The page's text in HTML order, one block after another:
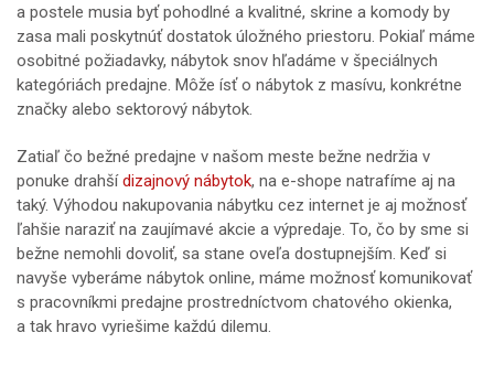
a postele musia byť pohodlné a kvalitné, skrine a komody by
zasa mali poskytnúť dostatok úložného priestoru. Pokiaľ máme
osobitné požiadavky, nábytok snov hľadáme v špeciálnych
kategóriách predajne. Môže ísť o nábytok z masívu, konkrétne
značky alebo sektorový nábytok.
Zatiaľ čo bežné predajne v našom meste bežne nedržia v
ponuke drahšídizajnový nábytok, na e-shope natrafíme aj na
taký. Výhodou nakupovania nábytku cez internet je aj možnosť
ľahšie naraziť na zaujímavé akcie a výpredaje. To, čo by sme si
bežne nemohli dovoliť, sa stane oveľa dostupnejším. Keď si
navyše vyberáme nábytok online, máme možnosť komunikovať
s pracovníkmi predajne prostredníctvom chatového okienka,
a tak hravo vyriešime každú dilemu.